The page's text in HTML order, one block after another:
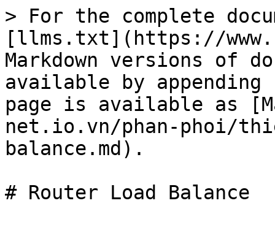
> For the complete
[llms.txt](https://
Markdown versions of
available by
page is available as
net.io.vn/phan-phoi/
balance.md).
# Router Load Balance